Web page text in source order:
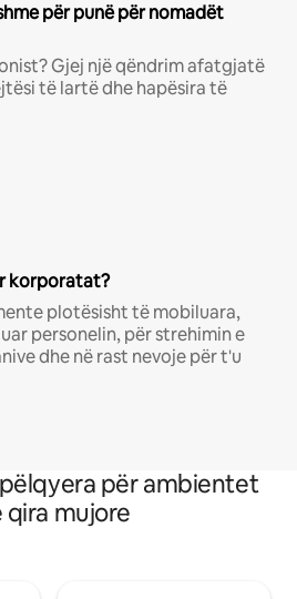
për punë për nomadët
Gjej një qëndrim afatgjatë
të lartë dhe hapësira të
korporatat?
plotësisht të mobiluara,
personelin, për strehimin e
dhe në rast nevoje për t'u
për ambientet
qira mujore